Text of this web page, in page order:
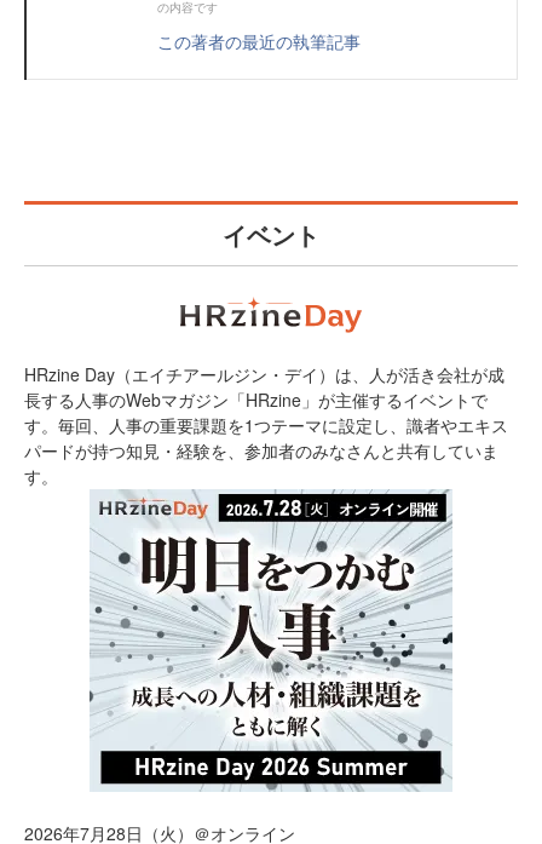
の内容です
この著者の最近の執筆記事
イベント
HRzine Day（エイチアールジン・デイ）は、人が活き会社が成
長する人事のWebマガジン「HRzine」が主催するイベントで
す。毎回、人事の重要課題を1つテーマに設定し、識者やエキス
パードが持つ知見・経験を、参加者のみなさんと共有していま
す。
2026年7月28日（火）＠オンライン